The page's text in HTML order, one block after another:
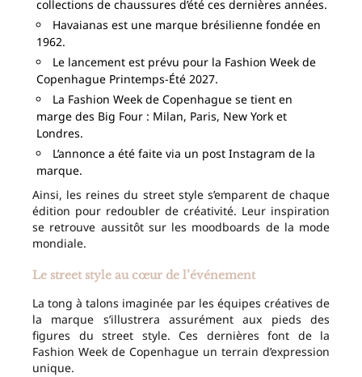
collections de chaussures d’été ces dernières années.
Havaianas est une marque brésilienne fondée en
1962.
Le lancement est prévu pour la Fashion Week de
Copenhague Printemps-Été 2027.
La Fashion Week de Copenhague se tient en
marge des Big Four : Milan, Paris, New York et
Londres.
L’annonce a été faite via un post Instagram de la
marque.
Ainsi, les reines du street style s’emparent de chaque
édition pour redoubler de créativité. Leur inspiration
se retrouve aussitôt sur les moodboards de la mode
mondiale.
Le street style au cœur de l’événement
La tong à talons imaginée par les équipes créatives de
la marque s’illustrera assurément aux pieds des
figures du street style. Ces dernières font de la
Fashion Week de Copenhague un terrain d’expression
unique.